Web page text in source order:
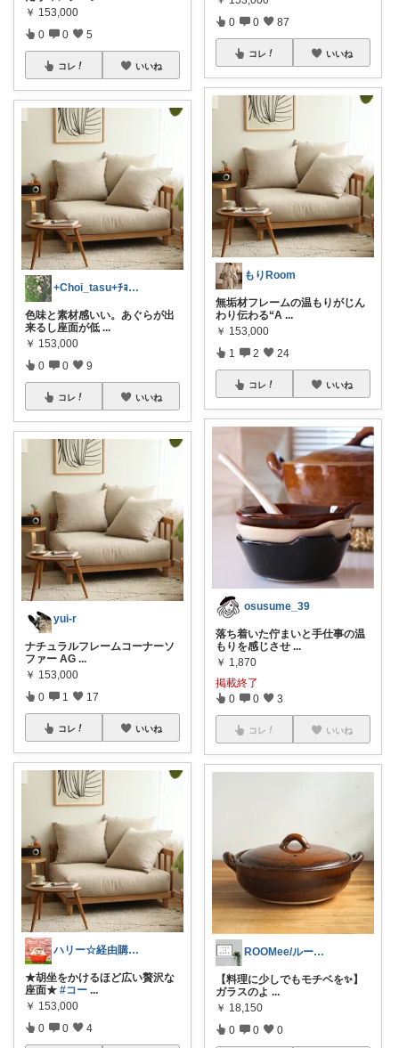
￥ 153,000
0 0 5
コレ いいね
+Choi_tasu+ﾁｮｲﾀｽ
色味と素材感いい。あぐらが出
来るし座面が低 ...
￥ 153,000
0 0 9
コレ いいね
yui-r
ナチュラルフレームコーナーソ
ファー AG ...
￥ 153,000
0 1 17
コレ いいね
ハリー☆経由購入ありがとうございます☆
★胡坐をかけるほど広い贅沢な
座面★ #コー ...
￥ 153,000
0 0 4
0 0 87
コレ いいね
もりRoom
無垢材フレームの温もりがじん
わり伝わる“A ...
￥ 153,000
1 2 24
コレ いいね
osusume_39
落ち着いた佇まいと手仕事の温
もりを感じさせ ...
￥ 1,870
掲載終了
0 0 3
コレ いいね
ROOMee/ルーミィー
【料理に少しでもモチベを✨】
ガラスのよ ...
￥ 18,150
0 0 0